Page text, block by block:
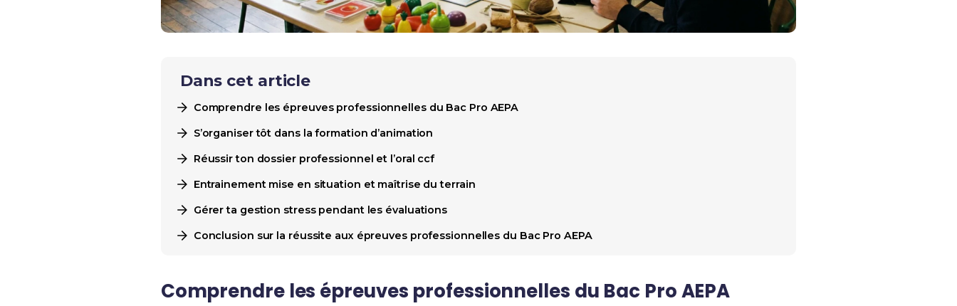
Dans cet article
Comprendre les épreuves professionnelles du Bac Pro AEPA
S’organiser tôt dans la formation d’animation
Réussir ton dossier professionnel et l’oral ccf
Entrainement mise en situation et maîtrise du terrain
Gérer ta gestion stress pendant les évaluations
Conclusion sur la réussite aux épreuves professionnelles du Bac Pro AEPA
Comprendre les épreuves professionnelles du Bac Pro AEPA